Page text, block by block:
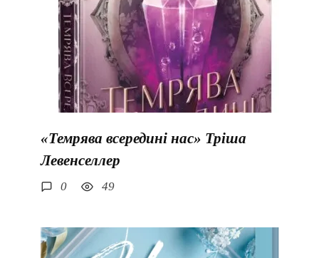
«Темрява всередині нас» Тріша
Левенселлер
0 49